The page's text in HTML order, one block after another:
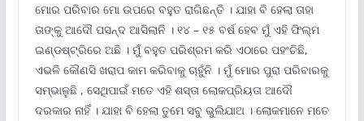
ମୋର ପରିବାର ମୋ ଉପରେ ବହୁତ ରାଗିଛନ୍ତି । ଯାହା ବି ହେଲା ତାହା
ତାଙ୍କୁ ଆଦୌ ପସନ୍ଦ ଆସିଲାନି । ୧୪ – ୧୫ ବର୍ଷ ହେବ ମୁଁ ଏହି ଫିଲ୍ମ
ଇଣ୍ଡଷ୍ଟ୍ରିରେ ଅଛି । ମୁଁ ବହୁତ ପରିଶ୍ରମ କରି ଏଠାରେ ପହଂଚିଛି,
ଏଭଳି କୌଣସି ଖରାପ କାମ କରିବାକୁ ଚାହୁଁନି । ମୁଁ ମୋର ପୁରା ପରିବାରକୁ
ସମ୍ଭାଳୁଛି , ସେଥିପାଇଁ ମତେ ଏହି ଶସ୍ତା ଲୋକପ୍ରିୟତା ଆଦୌ
ଦରକାର ନାହିଁ । ଯାହା ବି ହେଲା ତୁମେ ସବୁ ଭୁଲିଯାଅ । ଲୋକମାନେ ମତେ